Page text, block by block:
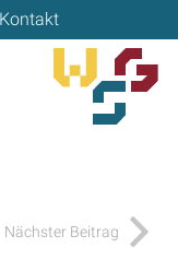
Kontakt
Nächster Beitrag